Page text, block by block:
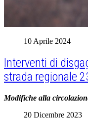
10 Aprile 2024
Interventi di
strada regionale
Modifiche alla
20 Dicembre 2023